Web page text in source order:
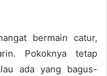
bermain catur,
Pokoknya tetap
ada yang bagus-